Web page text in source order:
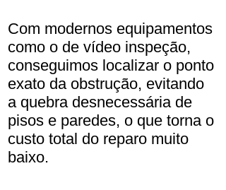
Com modernos equipamentos
como o de vídeo inspeção,
conseguimos localizar o ponto
exato da obstrução, evitando
a quebra desnecessária de
pisos e paredes, o que torna o
custo total do reparo muito
baixo.